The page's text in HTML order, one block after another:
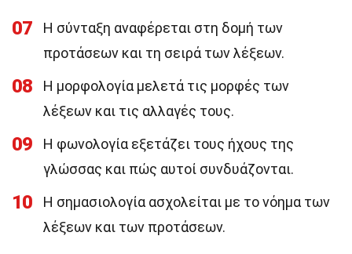
07
Η σύνταξη αναφέρεται στη δομή των
προτάσεων και τη σειρά των λέξεων.
08
Η μορφολογία μελετά τις μορφές των
λέξεων και τις αλλαγές τους.
09
Η φωνολογία εξετάζει τους ήχους της
γλώσσας και πώς αυτοί συνδυάζονται.
10
Η σημασιολογία ασχολείται με το νόημα των
λέξεων και των προτάσεων.